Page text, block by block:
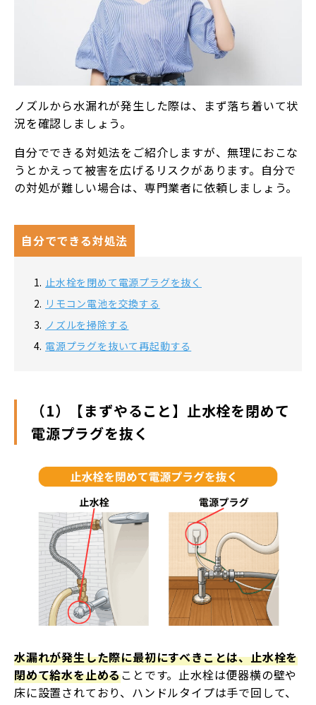
ノズルから水漏れが発生した際は、まず落ち着いて状
況を確認しましょう。
自分でできる対処法をご紹介しますが、無理におこな
うとかえって被害を広げるリスクがあります。自分で
の対処が難しい場合は、専門業者に依頼しましょう。
自分でできる対処法
止水栓を閉めて電源プラグを抜く
リモコン電池を交換する
ノズルを掃除する
電源プラグを抜いて再起動する
（1）【まずやること】止水栓を閉めて
電源プラグを抜く
水漏れが発生した際に最初にすべきことは、止水栓を
閉めて給水を止めることです。止水栓は便器横の壁や
床に設置されており、ハンドルタイプは手で回して、